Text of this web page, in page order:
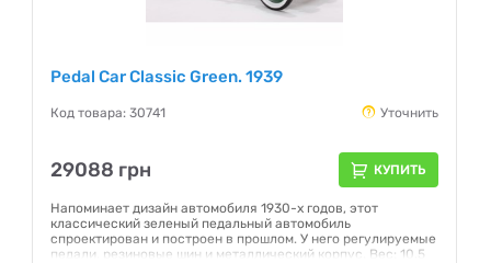
Pedal Car Classic Green. 1939
Код товара: 30741 Уточнить
29088 грн КУПИТЬ
Напоминает дизайн автомобиля 1930-х годов, этот
классический зеленый педальный автомобиль
спроектирован и построен в прошлом. У него регулируемые
педали, резиновые шин и металлический корпус. Вес: 10,5